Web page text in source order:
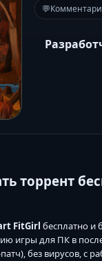
💬
торрент
FitGirl бесплатно и
игры для ПК в
без вирусов, с